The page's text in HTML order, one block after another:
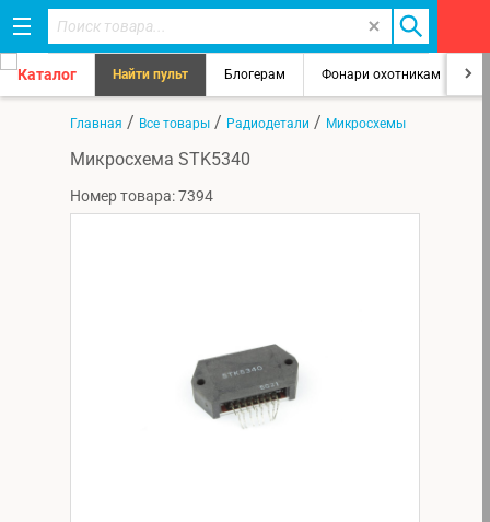
Каталог Найти пульт Блогерам Фонари охотникам
Главная / Все товары / Радиодетали / Микросхемы
Микросхема STK5340
Номер товара: 7394